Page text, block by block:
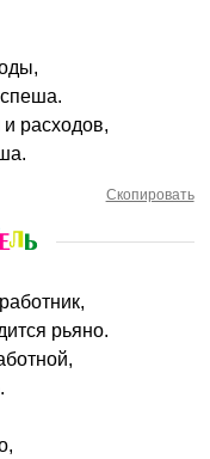
расходов,
Скопировать
рьяно.